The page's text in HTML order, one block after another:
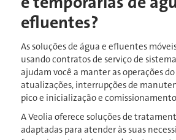
efluentes?
As soluções de água e efluentes
usandocontratos de serviço de
ajudam você a manter as operações
atualizações, interrupções de
pico e inicialização e
A Veolia oferece soluções de
adaptadas para atender às suas